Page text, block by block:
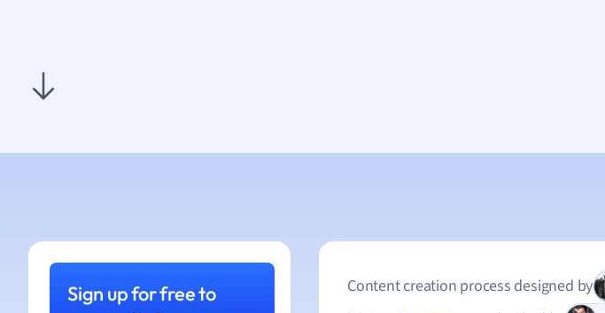
Sign up for free to
Content creation process designed by